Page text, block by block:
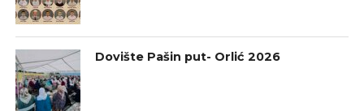
Dovište Pašin put- Orlić 2026